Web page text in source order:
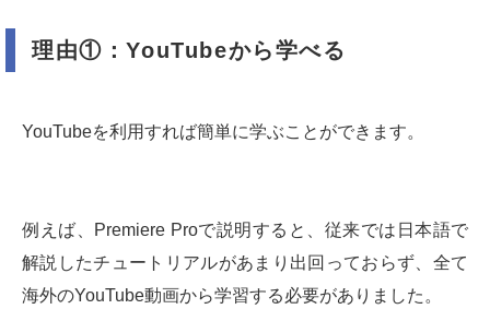
理由①：YouTubeから学べる
YouTubeを利用すれば簡単に学ぶことができます。
例えば、Premiere Proで説明すると、従来では日本語で
解説したチュートリアルがあまり出回っておらず、全て
海外のYouTube動画から学習する必要がありました。